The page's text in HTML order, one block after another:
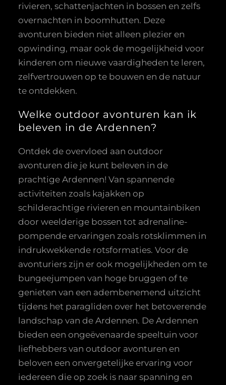
rivieren, schattenjachten in bossen en zelfs
overnachten in boomhutten. Deze
avonturen bieden niet alleen plezier en
opwinding, maar ook de mogelijkheid voor
kinderen om nieuwe vaardigheden te leren,
zelfvertrouwen op te bouwen en de natuur
te ontdekken.
Welke outdoor avonturen kan ik
beleven in de Ardennen?
Ontdek de overvloed aan outdoor
avonturen die je kunt beleven in de
prachtige Ardennen! Van spannende
activiteiten zoals kajakken op
schilderachtige rivieren en mountainbiken
door weelderige bossen tot adrenaline-
pompende ervaringen zoals rotsklimmen in
indrukwekkende rotsformaties. Voor de
avonturiers zijn er ook mogelijkheden om te
bungeejumpen van hoge bruggen of te
genieten van een adembenemend uitzicht
tijdens het paragliden over het betoverende
landschap van de Ardennen. De Ardennen
bieden een ongeëvenaarde speeltuin voor
liefhebbers van outdoor avonturen en
beloven een onvergetelijke ervaring voor
iedereen die op zoek is naar spanning en